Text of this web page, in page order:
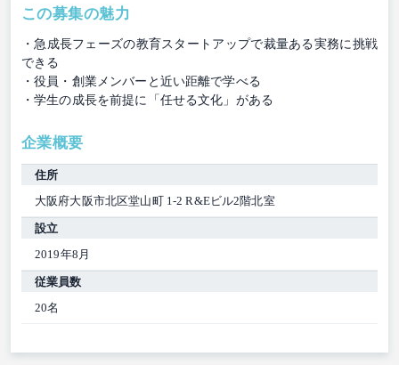
この募集の魅力
・急成長フェーズの教育スタートアップで裁量ある実務に挑戦
できる
・役員・創業メンバーと近い距離で学べる
・学生の成長を前提に「任せる文化」がある
企業概要
住所
大阪府大阪市北区堂山町 1-2 R&Eビル2階北室
設立
2019年8月
従業員数
20名